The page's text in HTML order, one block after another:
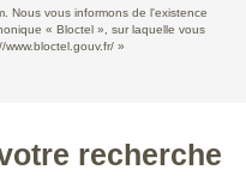
Nous vous informons de l'existence
« Bloctel », sur laquelle vous
www.bloctel.gouv.fr/ »
recherche